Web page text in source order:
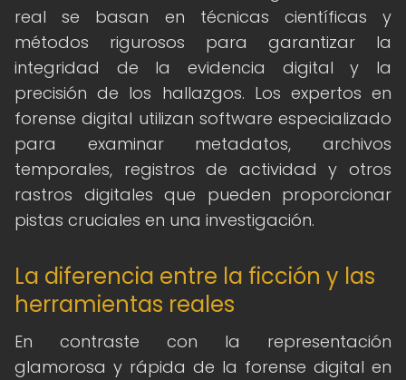
real se basan en técnicas científicas y
métodos rigurosos para garantizar la
integridad de la evidencia digital y la
precisión de los hallazgos. Los expertos en
forense digital utilizan software especializado
para examinar metadatos, archivos
temporales, registros de actividad y otros
rastros digitales que pueden proporcionar
pistas cruciales en una investigación.
La diferencia entre la ficción y las
herramientas reales
En contraste con la representación
glamorosa y rápida de la forense digital en